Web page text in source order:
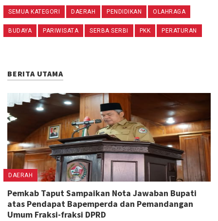
SEMUA KATEGORI DAERAH PENDIDIKAN OLAHRAGA
BUDAYA PARIWISATA SERBA SERBI PKK PERATURAN
BERITA UTAMA
DAERAH
Pemkab Taput Sampaikan Nota Jawaban Bupati
atas Pendapat Bapemperda dan Pemandangan
Umum Fraksi-fraksi DPRD